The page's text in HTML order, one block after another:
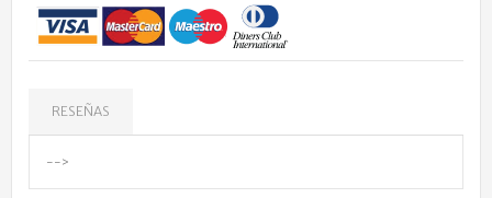
RESEÑAS
-->